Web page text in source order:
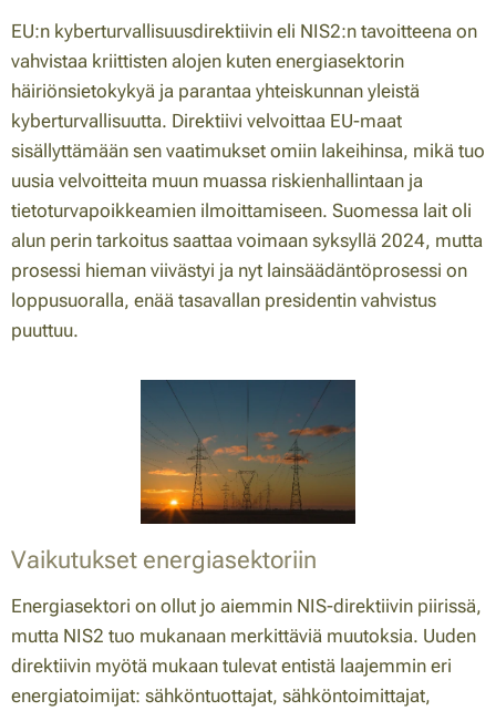
EU:n kyberturvallisuusdirektiivin eli NIS2:n tavoitteena on
vahvistaa kriittisten alojen kuten energiasektorin
häiriönsietokykyä ja parantaa yhteiskunnan yleistä
kyberturvallisuutta. Direktiivi velvoittaa EU-maat
sisällyttämään sen vaatimukset omiin lakeihinsa, mikä tuo
uusia velvoitteita muun muassa riskienhallintaan ja
tietoturvapoikkeamien ilmoittamiseen. Suomessa lait oli
alun perin tarkoitus saattaa voimaan syksyllä 2024, mutta
prosessi hieman viivästyi ja nyt lainsäädäntöprosessi on
loppusuoralla, enää tasavallan presidentin vahvistus
puuttuu.
Vaikutukset energiasektoriin
Energiasektori on ollut jo aiemmin NIS-direktiivin piirissä,
mutta NIS2 tuo mukanaan merkittäviä muutoksia. Uuden
direktiivin myötä mukaan tulevat entistä laajemmin eri
energiatoimijat: sähköntuottajat, sähköntoimittajat,